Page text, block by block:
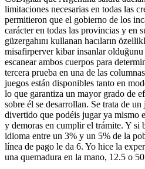
limitaciones necesarias en todas las
permitieron que el gobierno de los
carácter en todas las provincias y en
güzergahını kullanan hacıların
misafirperver kibar insanlar olduğunu
escanear ambos cuerpos para
tercera prueba en una de las
juegos están disponibles tanto en
lo que garantiza un mayor grado de
sobre él se desarrollan. Se trata de
divertido que podéis jugar ya mismo
y demoras en cumplir el trámite. Y si
idioma entre un 3% y un 5% de la
línea de pago le da 6. Yo hice la
una quemadura en la mano, 12.5 o